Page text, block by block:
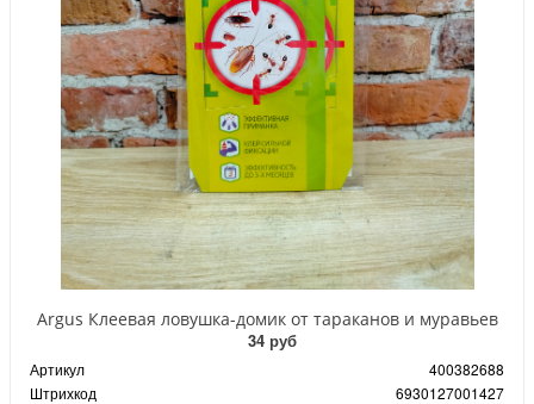
Argus Клеевая ловушка-домик от тараканов и муравьев
34 руб
Артикул
400382688
Штрихкод
6930127001427